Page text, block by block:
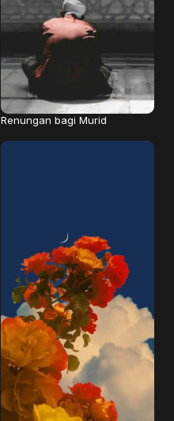
Renungan bagi Murid